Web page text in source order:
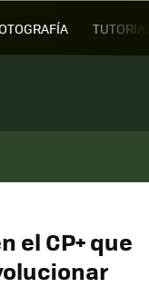
el CP+ que